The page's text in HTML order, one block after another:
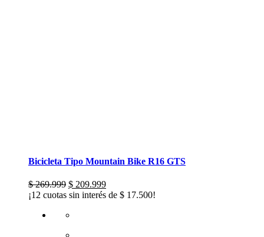
Bicicleta Tipo Mountain Bike R16 GTS
$269.999 El
precio
era:
$ 209.999El
precio
¡12 cuotas sin interés de $ 17.500!